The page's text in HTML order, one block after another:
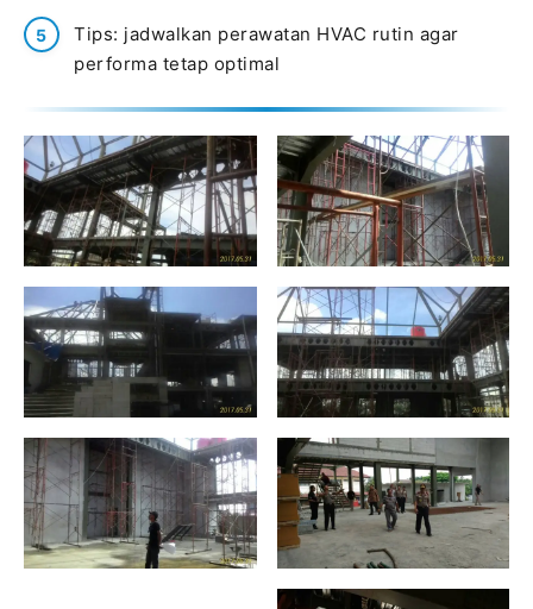
Tips: jadwalkan perawatan HVAC rutin agar
performa tetap optimal